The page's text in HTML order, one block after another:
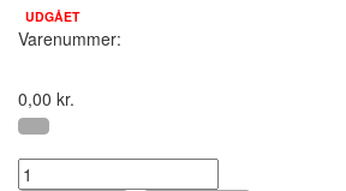
UDGÅET
Varenummer:
0,00 kr.